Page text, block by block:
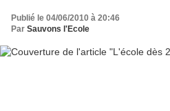
Publié le 04/06/2010 à 20:46
Par Sauvons l'Ecole